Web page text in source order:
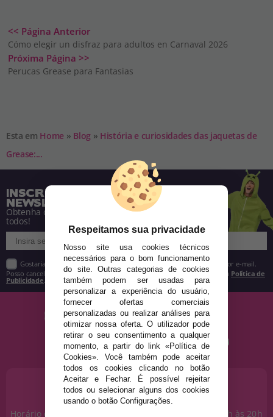
<< Página Anterior
Cómo elegir un disfraz para adultos en Carnaval 2026
Próxima Página >>
Perucas Grease para Fantasias
Esta em Home » Blog » História e curiosidades das jaquetas de
Grease:...
INSCREVA-SE NA NOSSA
NEWSLETTER
Obtenha descontos e saiba de tudo antes de
todos!
Gostaria de receber descontos exclusivos, novidades e tendências por e-mail.
Posso cancelar a inscrição a qualquer momento, conforme estipulado na Política de
Publicidade.
PRECISA DE AJUDA?
915 793 695
Horário de segunda a sexta das 10h às 14h e das 17h às 20h
Respeitamos sua privacidade
Nosso site usa cookies técnicos
necessários para o bom funcionamento
do site. Outras categorias de cookies
também podem ser usadas para
personalizar a experiência do usuário,
fornecer ofertas comerciais
personalizadas ou realizar análises para
otimizar nossa oferta. O utilizador pode
retirar o seu consentimento a qualquer
momento, a partir do link «Política de
Cookies». Você também pode aceitar
todos os cookies clicando no botão
Aceitar e Fechar. É possível rejeitar
todos ou selecionar alguns dos cookies
usando o botão Configurações.